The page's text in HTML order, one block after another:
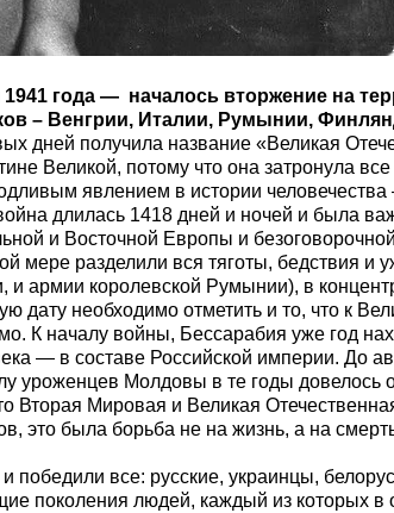
года — началось вторжение на
– Венгрии, Италии, Румынии,
дней получила название «Великая
Великой, потому что она затронула
явлением в истории
длилась 1418 дней и ночей и была
и Восточной Европы и
мере разделили вся тяготы, бедствия и
и армии королевской Румынии), в
дату необходимо отметить и то, что к
К началу войны, Бессарабия уже год
— в составе Российской империи. До
уроженцев Молдовы в те годы
Вторая Мировая и Великая
это была борьба не на жизнь, а на
победили все: русские, украинцы,
поколения людей, каждый из которых в